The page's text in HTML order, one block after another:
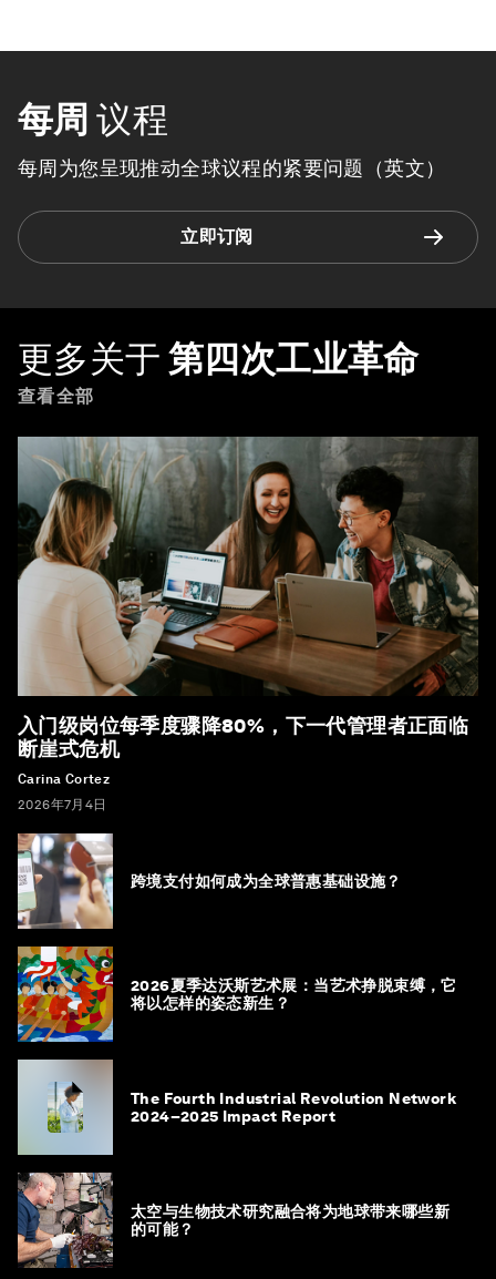
每周 议程
每周为您呈现推动全球议程的紧要问题（英文）
立即订阅
更多关于 第四次工业革命
查看全部
入门级岗位每季度骤降80%，下一代管理者正面临
断崖式危机
Carina Cortez
2026年7月4日
跨境支付如何成为全球普惠基础设施？
2026夏季达沃斯艺术展：当艺术挣脱束缚，它
将以怎样的姿态新生？
The Fourth Industrial Revolution Network
2024–2025 Impact Report
太空与生物技术研究融合将为地球带来哪些新
的可能？